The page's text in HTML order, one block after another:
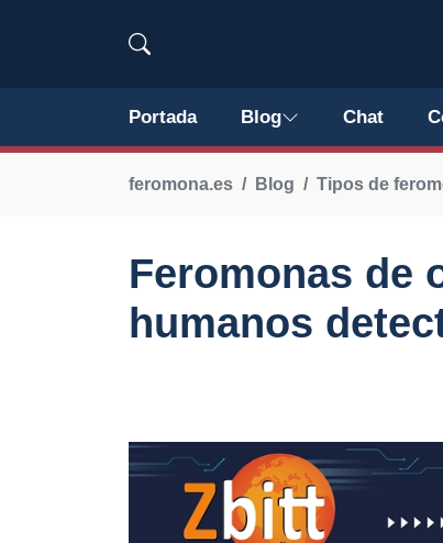
Portada Blog Chat
feromona.es Blog Tipos de
Feromonas de
humanos